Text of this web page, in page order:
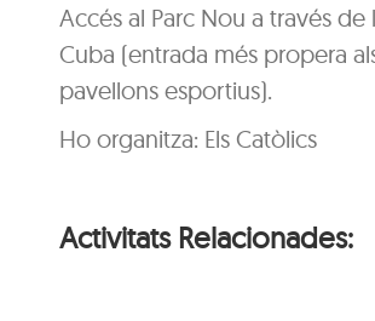
Accés al Parc Nou a través de
Cuba (entrada més propera
pavellons esportius).
Ho organitza: Els Catòlics
Activitats Relacionades: